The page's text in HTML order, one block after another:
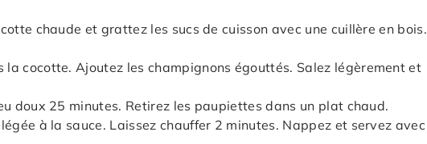
chaude et grattez les sucs de cuisson avec une cuillère en bois.
cocotte. Ajoutez les champignons égouttés. Salez légèrement et
doux 25 minutes. Retirez les paupiettes dans un plat chaud.
à la sauce. Laissez chauffer 2 minutes. Nappez et servez avec